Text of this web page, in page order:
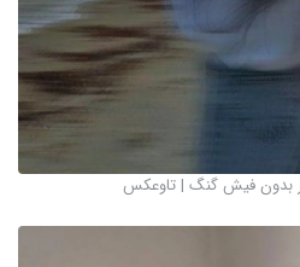
بدون فیش گنگ | تاوعکس